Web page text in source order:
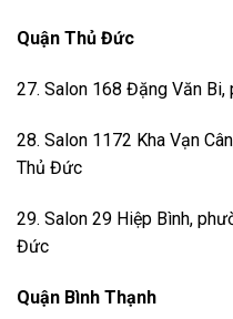
Quận Thủ Đức
27. Salon 168 Đặng Văn
28. Salon 1172 Kha Vạn
Thủ Đức
29. Salon 29 Hiệp Bình,
Đức
Quận Bình Thạnh